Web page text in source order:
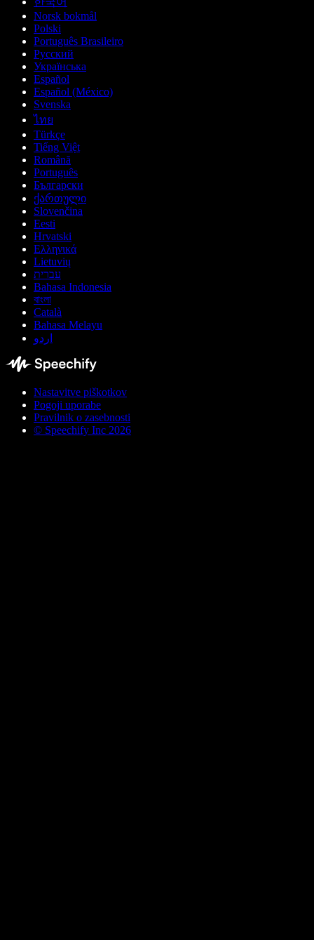
Norsk bokmål
Polski
Português Brasileiro
Русский
Українська
Español
Español (México)
Svenska
ไทย
Türkçe
Tiếng Việt
Română
Português
Български
ქართული
Slovenčina
Eesti
Hrvatski
Ελληνικά
Lietuvių
עברית
Bahasa Indonesia
বাংলা
Català
Bahasa Melayu
اردو
Nastavitve piškotkov
Pogoji uporabe
Pravilnik o zasebnosti
© Speechify Inc 2026